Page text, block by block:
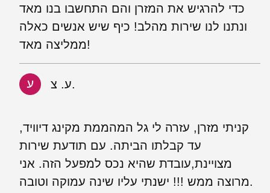
כדי להרגיש את המזרן והם התחשבו בנו מאד
ונתנו לנו שירות מהלב! כיף שיש אנשים כאלה
ממליצה מאד!
ע. צ.
קניתי מזרן, עזרה לי גל המהממת מקינג דיוויד,
עד קבלתו הביתה. עם תודעת שירות
מצויינת,עובדת שהיא נכס למפעל הזה. אני
מרוצה ממש !!! ישנתי עליו שינה עמוקה וטובה.